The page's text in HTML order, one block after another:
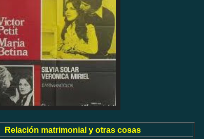
Relación matrimonial y otras cosas